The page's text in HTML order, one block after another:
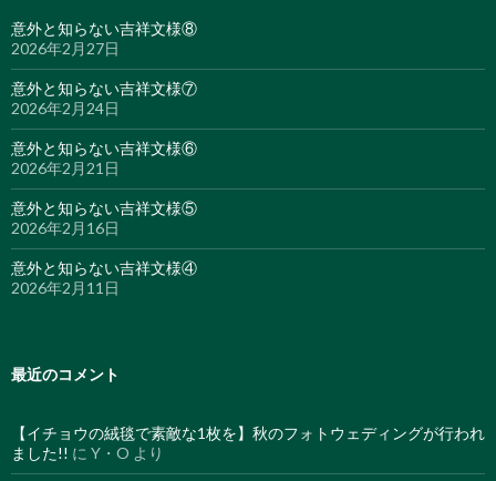
意外と知らない吉祥文様⑧
2026年2月27日
意外と知らない吉祥文様⑦
2026年2月24日
意外と知らない吉祥文様⑥
2026年2月21日
意外と知らない吉祥文様⑤
2026年2月16日
意外と知らない吉祥文様④
2026年2月11日
最近のコメント
【イチョウの絨毯で素敵な1枚を】秋のフォトウェディングが行われ
ました!! に Y・O より